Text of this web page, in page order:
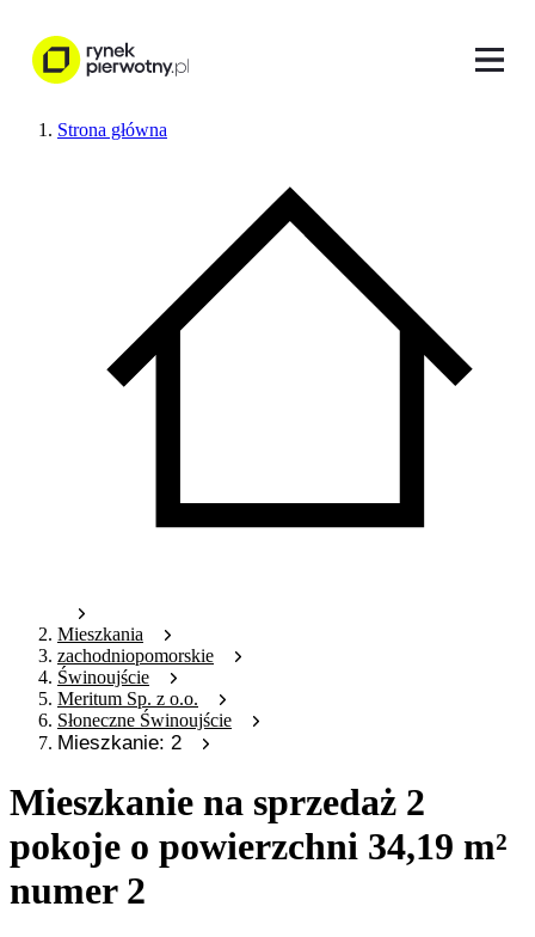
Strona główna
Mieszkania
zachodniopomorskie
Świnoujście
Meritum Sp. z o.o.
Słoneczne Świnoujście
Mieszkanie: 2
Mieszkanie na sprzedaż 2
pokoje o powierzchni 34,19 m²
numer 2